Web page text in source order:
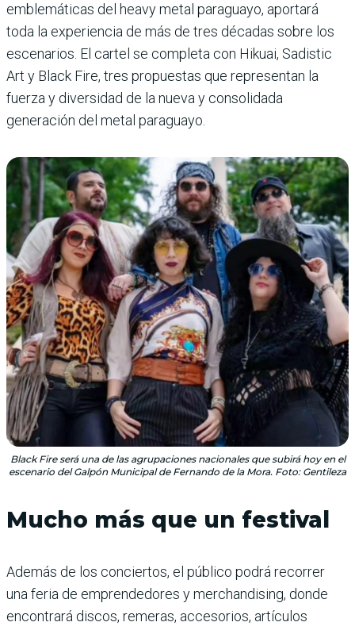
emblemáticas del heavy metal paraguayo, aportará
toda la experiencia de más de tres décadas sobre los
escenarios. El cartel se completa con Hikuai, Sadistic
Art y Black Fire, tres propuestas que representan la
fuerza y diversidad de la nueva y consolidada
generación del metal paraguayo.
Black Fire será una de las agrupaciones nacionales que subirá hoy en el
escenario del Galpón Municipal de Fernando de la Mora. Foto: Gentileza
Mucho más que un festival
Además de los conciertos, el público podrá recorrer
una feria de emprendedores y merchandising, donde
encontrará discos, remeras, accesorios, artículos